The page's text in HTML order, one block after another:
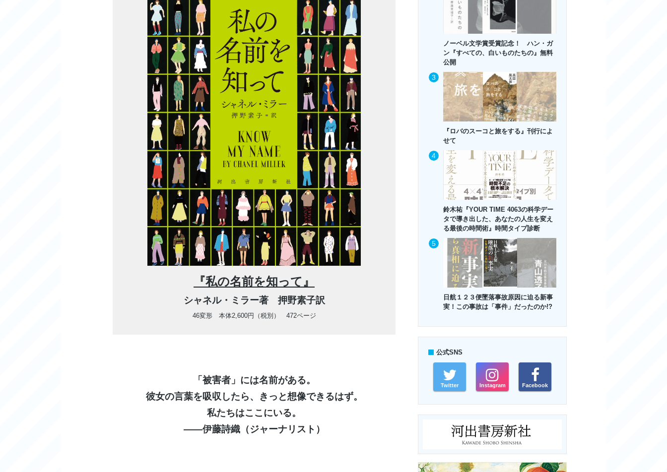
『私の名前を知って』
シャネル・ミラー著 押野素子訳
46変形 本体2,600円（税別） 472ページ
「被害者」には名前がある。
彼女の言葉を吸収したら、きっと想像できるはず。
私たちはここにいる。
――伊藤詩織（ジャーナリスト）
ノーベル文学賞受賞記念！ ハン・ガ
ン『すべての、白いものたちの』無料
公開
『ロバのスーコと旅をする』刊行によ
せて
鈴木祐『YOUR TIME 4063の科学デー
タで導き出した、あなたの人生を変え
る最後の時間術』時間タイプ診断
日航１２３便墜落事故原因に迫る新事
実！この事故は「事件」だったのか!?
公式SNS
Twitter Instagram Facebook